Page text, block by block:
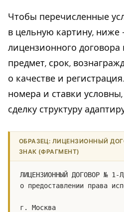
Чтобы перечисленные
в цельную картину,
лицензионного договора
предмет, срок,
о качестве и
номера и ставки
сделку структуру
ОБРАЗЕЦ: ЛИЦЕНЗИОННЫЙ
ЗНАК (ФРАГМЕНТ)
ЛИЦЕНЗИОННЫЙ ДОГОВОР № 1-
о предоставлении права
г. Москва